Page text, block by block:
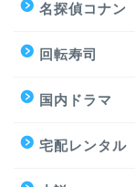
名探偵コナン
回転寿司
国内ドラマ
宅配レンタル